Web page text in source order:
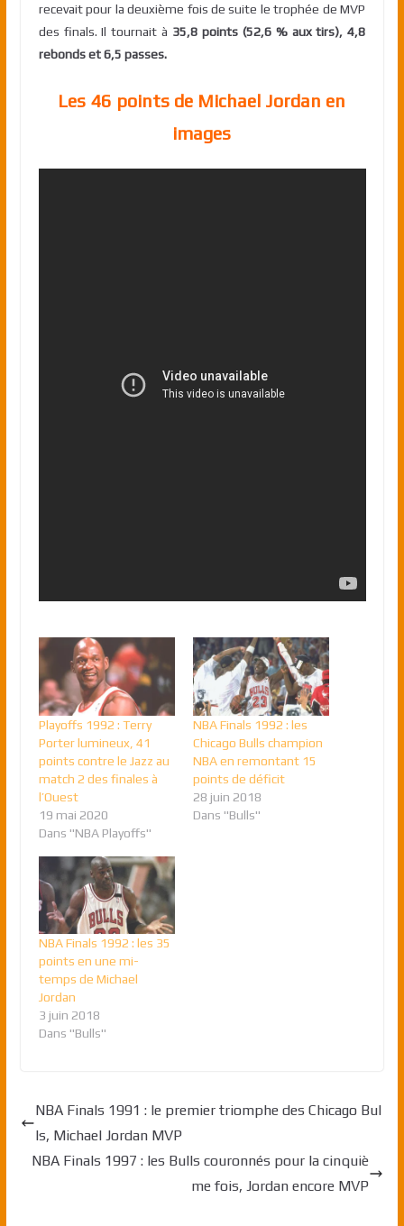
recevait pour la deuxième fois de suite le trophée de MVP
des finals. Il tournait à 35,8 points (52,6 % aux tirs), 4,8
rebonds et 6,5 passes.
Les 46 points de Michael Jordan en
images
Playoffs 1992 : Terry
Porter lumineux, 41
points contre le Jazz au
match 2 des finales à
l’Ouest
19 mai 2020
Dans "NBA Playoffs"
NBA Finals 1992 : les
Chicago Bulls champion
NBA en remontant 15
points de déficit
28 juin 2018
Dans "Bulls"
NBA Finals 1992 : les 35
points en une mi-
temps de Michael
Jordan
3 juin 2018
Dans "Bulls"
NBA Finals 1991 : le premier triomphe des Chicago Bul
ls, Michael Jordan MVP
NBA Finals 1997 : les Bulls couronnés pour la cinquiè
me fois, Jordan encore MVP